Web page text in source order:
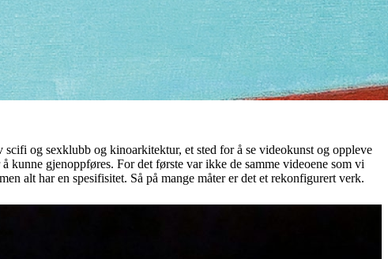
og sexklubb og kinoarkitektur, et sted for å se videokunst og oppleve
kunne gjenoppføres. For det første var ikke de samme videoene som vi
alt har en spesifisitet. Så på mange måter er det et rekonfigurert verk.